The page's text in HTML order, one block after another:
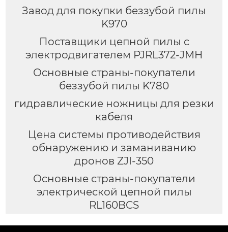
Завод для покупки беззубой пилы
K970
Поставщики цепной пилы с
электродвигателем PJRL372-JMH
Основные страны-покупатели
беззубой пилы K780
гидравлические ножницы для резки
кабеля
Цена системы противодействия
обнаружению и заманиванию
дронов ZJI-350
Основные страны-покупатели
электрической цепной пилы
RL160BCS